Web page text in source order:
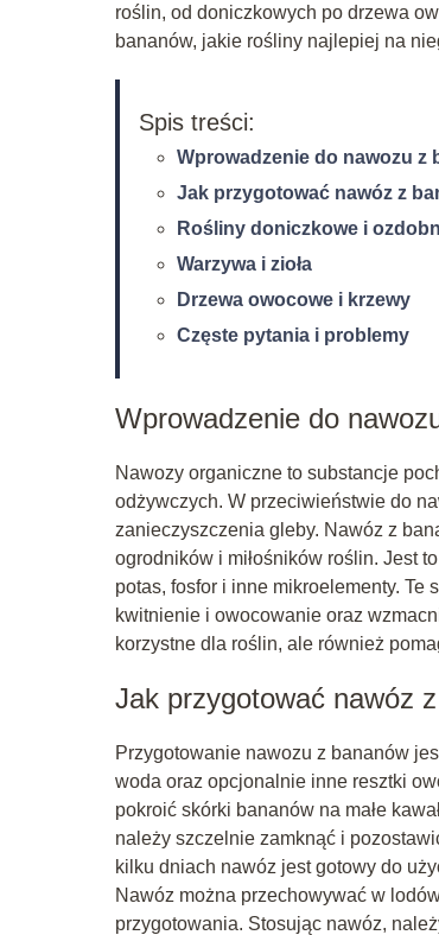
roślin, od doniczkowych po drzewa
bananów, jakie rośliny najlepiej na
Spis treści:
Wprowadzenie do nawozu z
Jak przygotować nawóz z
Rośliny doniczkowe i
Warzywa i zioła
Drzewa owocowe i krzewy
Częste pytania i problemy
Wprowadzenie do
Nawozy organiczne to substancje
odżywczych. W przeciwieństwie do
zanieczyszczenia gleby. Nawóz z
ogrodników i miłośników roślin. Jest
potas, fosfor i inne mikroelementy.
kwitnienie i owocowanie oraz
korzystne dla roślin, ale również
Jak przygotować nawóz
Przygotowanie nawozu z bananów
woda oraz opcjonalnie inne resztki
pokroić skórki bananów na małe
należy szczelnie zamknąć i
kilku dniach nawóz jest gotowy do
Nawóz można przechowywać w
przygotowania. Stosując nawóz,